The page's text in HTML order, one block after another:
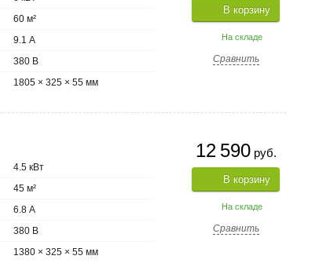
В корзину
На складе
Сравнить
60 м²
9.1 А
380 В
1805 × 325 × 55 мм
12 590руб.
В корзину
На складе
Сравнить
4.5 кВт
45 м²
6.8 А
380 В
1380 × 325 × 55 мм